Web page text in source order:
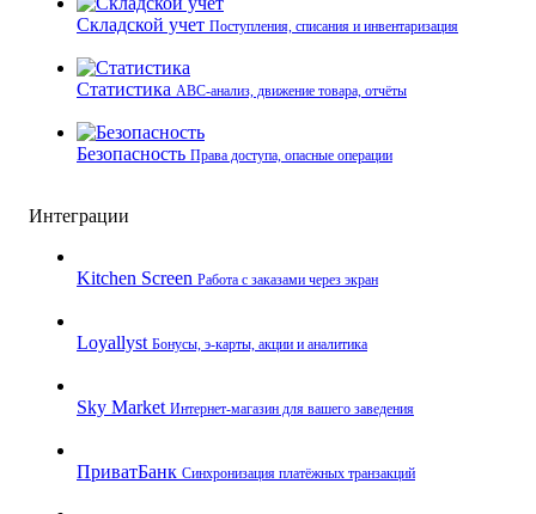
Складской учет Поступления, списания и инвентаризация
Статистика ABC-анализ, движение товара, отчёты
Безопасность Права доступа, опасные операции
Интеграции
Kitchen Screen Работа с заказами через экран
Loyallyst Бонусы, э‑карты, акции и аналитика
Sky Market Интернет‑магазин для вашего заведения
ПриватБанк Синхронизация платёжных транзакций